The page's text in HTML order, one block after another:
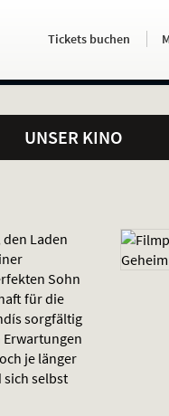
Aktuelles
HierTickets buchen .
UNSER KINO
Laden
Sohn
für die
sorgfältig
je länger
sich selbst